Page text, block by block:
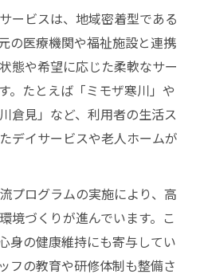
ービスは、地域密着型である
の医療機関や福祉施設と連携
態や希望に応じた柔軟なサー
。たとえば「ミモザ寒川」や
倉見」など、利用者の生活ス
デイサービスや老人ホームが
プログラムの実施により、高
境づくりが進んでいます。こ
身の健康維持にも寄与してい
フの教育や研修体制も整備さ